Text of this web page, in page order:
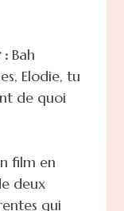
:Bah
Elodie, tu
de quoi
film en
deux
qui